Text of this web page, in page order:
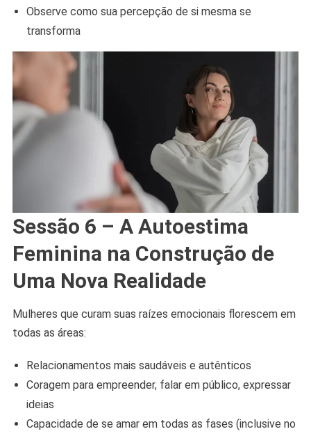
Observe como sua percepção de si mesma se
transforma
Sessão 6 – A Autoestima
Feminina na Construção de
Uma Nova Realidade
Mulheres que curam suas raízes emocionais florescem em
todas as áreas:
Relacionamentos mais saudáveis e autênticos
Coragem para empreender, falar em público, expressar
ideias
Capacidade de se amar em todas as fases (inclusive no